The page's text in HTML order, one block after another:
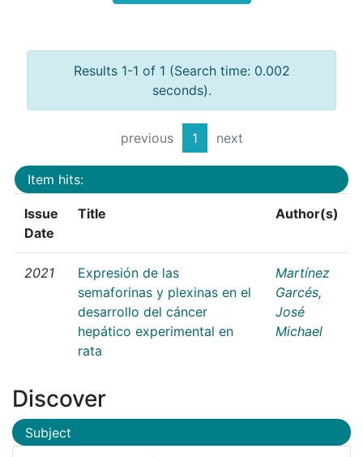
Results 1-1 of 1 (Search time: 0.002
seconds).
previous 1 next
Item hits:
Issue
Date
Title Author(s)
2021
Expresión de las
semaforinas y plexinas en el
desarrollo del cáncer
hepático experimental en
rata
Martínez
Garcés,
José
Michael
Discover
Subject